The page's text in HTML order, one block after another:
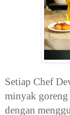
Setiap Chef
minyak
dengan